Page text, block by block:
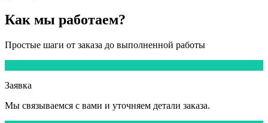
Как мы работаем?
Простые шаги от заказа до выполненной работы
Заявка
Мы связываемся с вами и уточняем детали заказа.